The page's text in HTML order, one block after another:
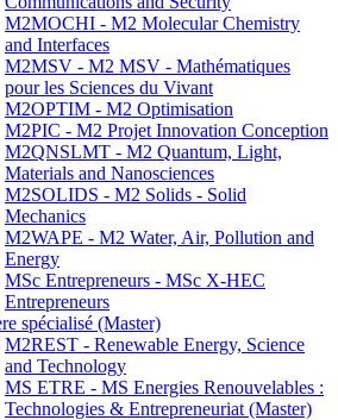
M2MOCHI - M2 Molecular Chemistry
and Interfaces
M2MSV - M2 MSV - Mathématiques
pour les Sciences du Vivant
M2OPTIM - M2 Optimisation
M2PIC - M2 Projet Innovation Conception
M2QNSLMT - M2 Quantum, Light,
Materials and Nanosciences
M2SOLIDS - M2 Solids - Solid
Mechanics
M2WAPE - M2 Water, Air, Pollution and
Energy
MSc Entrepreneurs - MSc X-HEC
Entrepreneurs
spécialisé (Master)
M2REST - Renewable Energy, Science
and Technology
MS ETRE - MS Energies Renouvelables :
Technologies & Entrepreneuriat (Master)